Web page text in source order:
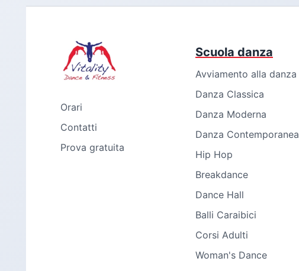
Orari
Contatti
Prova gratuita
Scuola danza
Avviamento alla danza
Danza Classica
Danza Moderna
Danza Contemporanea
Hip Hop
Breakdance
Dance Hall
Balli Caraibici
Corsi Adulti
Woman's Dance